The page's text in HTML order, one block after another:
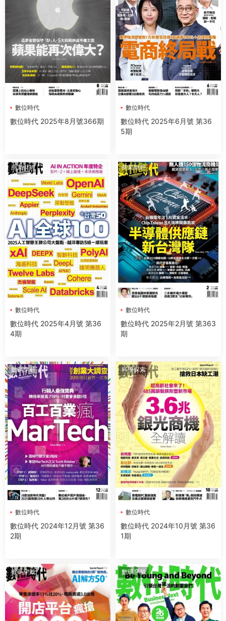
數位時代
數位時代 2025年8月號366期
數位時代
數位時代 2025年6月號 第36
5期
商業财經
數位時代
數位時代 2025年4月號 第36
4期
商業财經
數位時代
數位時代 2025年2月號 第363
期
數碼穿戴
數位時代
數位時代 2024年12月號 第36
2期
科學探索
數位時代
數位時代 2024年10月號 第36
1期
數碼穿戴 數碼穿戴